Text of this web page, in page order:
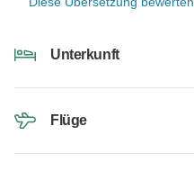
Unterkunft
Flüge